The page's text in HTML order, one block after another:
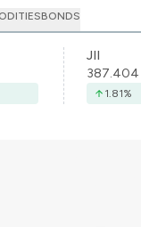
BONDS
JII
387.404
1.81%